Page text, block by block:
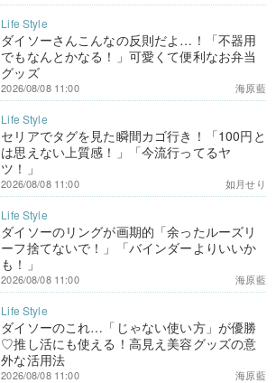
ダイソーさんこんなの反則だよ…！「不器用
でもなんとかなる！」可愛くて便利なお弁当
グッズ
海原藍
2026/08/08 11:00
セリアでタグを見た瞬間カゴ行き！「100円と
は思えない上質感！」「今流行ってるヤ
ツ！」
如月せり
2026/08/08 11:00
ダイソーのリングが画期的「余ったルーズリ
ーフ捨てないで！」「バインダーよりいいか
も！」
海原藍
2026/08/08 11:00
ダイソーのこれ…「じゃない使い方」が優勝
♡推し活にも使える！高見え美容グッズの意
外な活用法
海原藍
2026/08/08 11:00